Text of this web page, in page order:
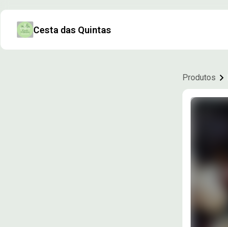
Cesta das Quintas
Produtos